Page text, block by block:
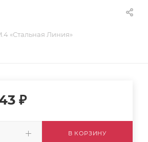
«Стальная Линия»
₽
В КОРЗИНУ